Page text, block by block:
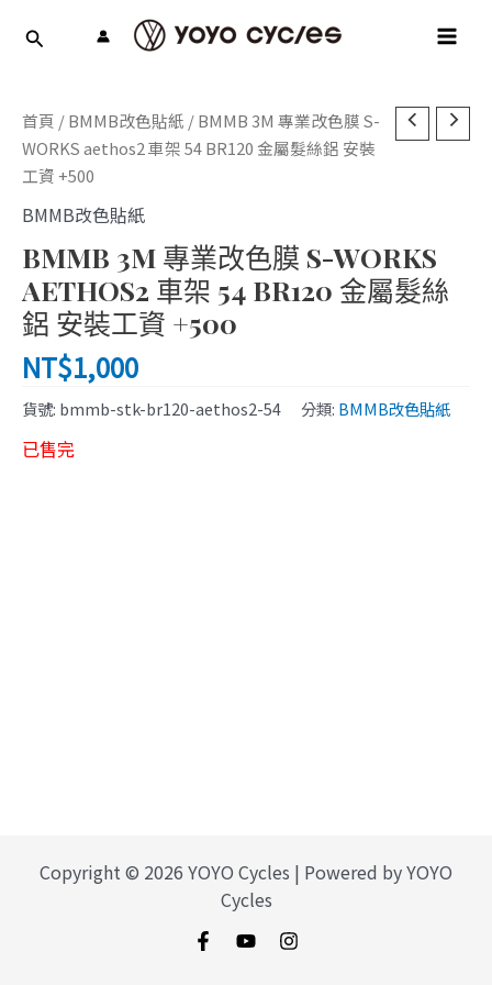
首頁 /BMMB改色貼紙 / BMMB 3M 專業改色膜 S-
WORKS aethos2 車架 54 BR120 金屬髮絲鋁 安裝
工資 +500
BMMB改色貼紙
BMMB 3M 專業改色膜 S-WORKS
AETHOS2 車架 54 BR120 金屬髮絲
鋁 安裝工資 +500
NT$1,000
貨號: bmmb-stk-br120-aethos2-54 分類: BMMB改色貼紙
已售完
Copyright © 2026 YOYO Cycles | Powered by YOYO
Cycles